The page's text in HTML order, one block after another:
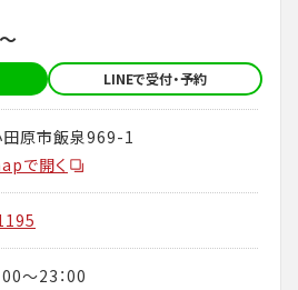
LINEで受付・予約
原市飯泉969-1
で開く
～23：00